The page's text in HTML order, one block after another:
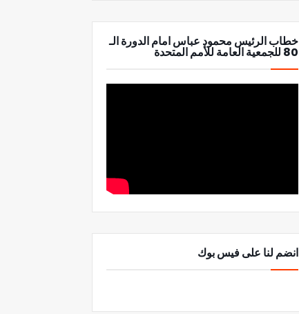
خطاب الرئيس محمود عباس امام الدورة الـ
80 للجمعية العامة للأمم المتحدة
انضم لنا على فيس بوك